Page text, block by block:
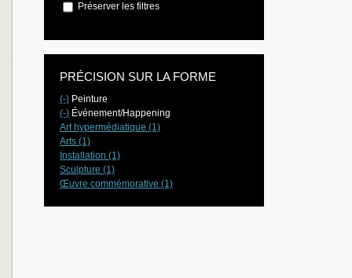
Préserver les filtres
PRÉCISION SUR LA FORME
(-) Peinture
(-) Événement/Happening
Art hypermédiatique (1)
Arts (1)
Installation (1)
Sculpture (1)
Œuvre commémorative (1)